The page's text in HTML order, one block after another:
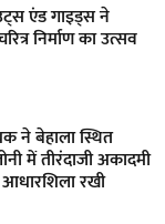
एंड गाइड्स ने
निर्माण का उत्सव
ने बेहाला स्थित
में तीरंदाजी अकादमी
रखी